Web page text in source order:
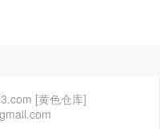
[黄色仓库]